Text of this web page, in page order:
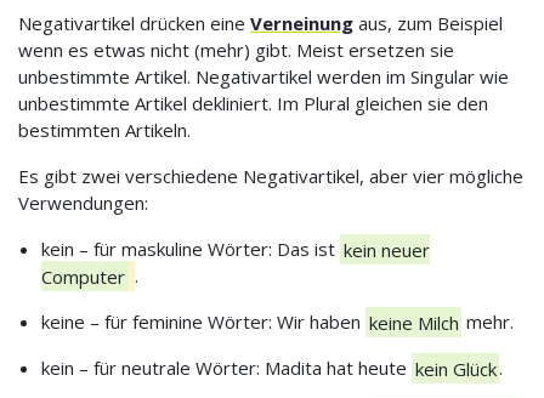
Negativartikel drücken eine Verneinung aus, zum Beispiel
wenn es etwas nicht (mehr) gibt. Meist ersetzen sie
unbestimmte Artikel. Negativartikel werden im Singular wie
unbestimmte Artikel dekliniert. Im Plural gleichen sie den
bestimmten Artikeln.
Es gibt zwei verschiedene Negativartikel, aber vier mögliche
Verwendungen:
kein – für maskuline Wörter: Das ist kein neuer
Computer .
keine – für feminine Wörter: Wir haben keine Milch mehr.
kein – für neutrale Wörter: Madita hat heute kein Glück.